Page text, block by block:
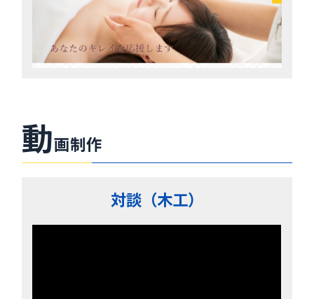
動画制作
対談（木工）